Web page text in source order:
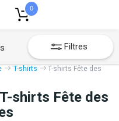
0
Filtres
T-shirts
T-shirts Fête des
shirts Fête des